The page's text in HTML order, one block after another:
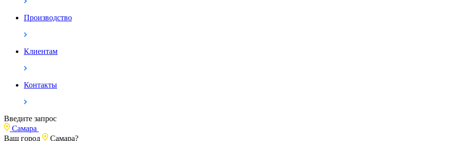
Производство
Клиентам
Контакты
Введите запрос
Самара
Ваш город
Самара?